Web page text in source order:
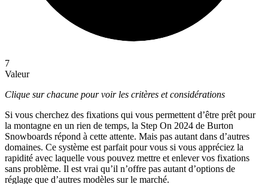
7
Valeur
Clique sur chacune pour voir les critères et considérations
Si vous cherchez des fixations qui vous permettent d’être prêt pour
la montagne en un rien de temps, la Step On 2024 de Burton
Snowboards répond à cette attente. Mais pas autant dans d’autres
domaines. Ce système est parfait pour vous si vous appréciez la
rapidité avec laquelle vous pouvez mettre et enlever vos fixations
sans problème. Il est vrai qu’il n’offre pas autant d’options de
réglage que d’autres modèles sur le marché.